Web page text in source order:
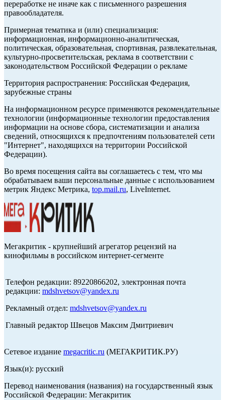
переработке не иначе как с письменного разрешения
правообладателя.
Примерная тематика и (или) специализация:
информационная, информационно-аналитическая,
политическая, образовательная, спортивная, развлекательная,
культурно-просветительская, реклама в соответствии с
законодательством Российской Федерации о рекламе
Территория распространения: Российская Федерация,
зарубежные страны
На информационном ресурсе применяются рекомендательные
технологии (информационные технологии предоставления
информации на основе сбора, систематизации и анализа
сведений, относящихся к предпочтениям пользователей сети
"Интернет", находящихся на территории Российской
Федерации).
Во время посещения сайта вы соглашаетесь с тем, что мы
обрабатываем ваши персональные данные с использованием
метрик Яндекс Метрика, top.mail.ru, LiveInternet.
Мегакритик - крупнейший агрегатор рецензий на
кинофильмы в российском интернет-сегменте
Телефон редакции: 89220866202, электронная почта
редакции: mdshvetsov@yandex.ru
Рекламный отдел: mdshvetsov@yandex.ru
Главный редактор Швецов Максим Дмитриевич
Сетевое издание megacritic.ru (МЕГАКРИТИК.РУ)
Язык(и): русский
Перевод наименования (названия) на государственный язык
Российской Федерации: Мегакритик